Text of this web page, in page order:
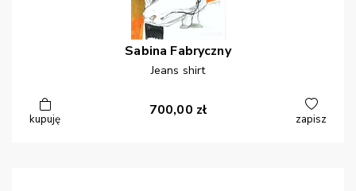
Sabina Fabryczny
Jeans shirt
kupuję
700,00 zł
zapisz